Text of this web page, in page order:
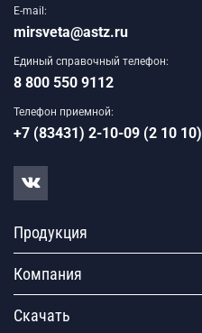
E-mail:
mirsveta@astz.ru
Единый справочный телефон:
8 800 550 9112
Телефон приемной:
+7 (83431) 2-10-09 (2 10 10)
Продукция
Компания
Скачать